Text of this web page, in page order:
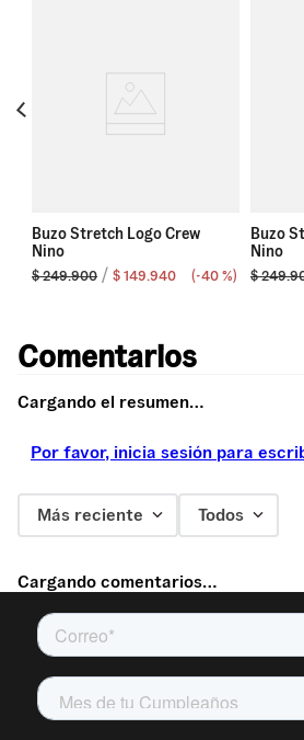
Buzo Stretch Logo Crew
Nino
$ 249.900 $ 149.940 (-40 %)
Buzo
Nino
$ 249.
Comentarios
Cargando el resumen…
Por favor, inicia sesión para
Más reciente Todos
Cargando comentarios…